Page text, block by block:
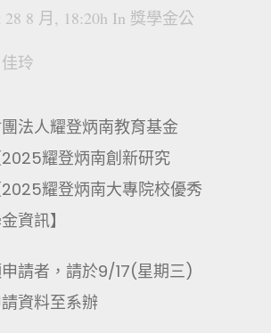
28 8 月, 18:20h In 獎學金公
玲
法人耀登炳南教育基金
耀登炳南創新研究
耀登炳南大專院校優秀
資訊】
請者，請於9/17(星期三)
資料至系辦